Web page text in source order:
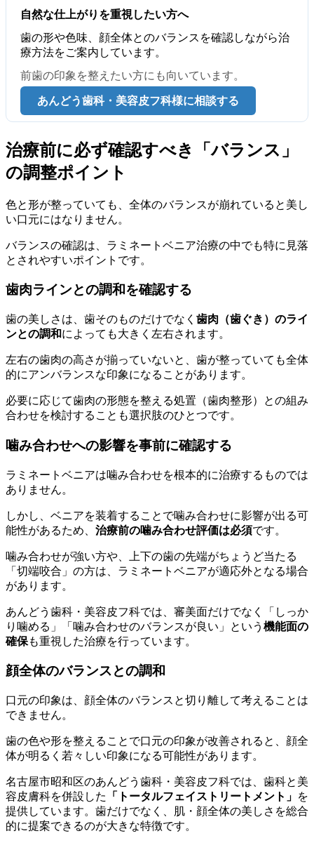
自然な仕上がりを重視したい方へ
歯の形や色味、顔全体とのバランスを確認しながら治
療方法をご案内しています。
前歯の印象を整えたい方にも向いています。
あんどう歯科・美容皮フ科様に相談する
治療前に必ず確認すべき「バランス」
の調整ポイント
色と形が整っていても、全体のバランスが崩れていると美し
い口元にはなりません。
バランスの確認は、ラミネートベニア治療の中でも特に見落
とされやすいポイントです。
歯肉ラインとの調和を確認する
歯の美しさは、歯そのものだけでなく 歯肉（歯ぐき）のライ
ンとの調和によっても大きく左右されます。
左右の歯肉の高さが揃っていないと、歯が整っていても全体
的にアンバランスな印象になることがあります。
必要に応じて歯肉の形態を整える処置（歯肉整形）との組み
合わせを検討することも選択肢のひとつです。
噛み合わせへの影響を事前に確認する
ラミネートベニアは噛み合わせを根本的に治療するものでは
ありません。
しかし、ベニアを装着することで噛み合わせに影響が出る可
能性があるため、 治療前の噛み合わせ評価は必須です。
噛み合わせが強い方や、上下の歯の先端がちょうど当たる
「切端咬合」の方は、ラミネートベニアが適応外となる場合
があります。
あんどう歯科・美容皮フ科では、審美面だけでなく「しっか
り噛める」「噛み合わせのバランスが良い」という 機能面の
確保も重視した治療を行っています。
顔全体のバランスとの調和
口元の印象は、顔全体のバランスと切り離して考えることは
できません。
歯の色や形を整えることで口元の印象が改善されると、顔全
体が明るく若々しい印象になる可能性があります。
名古屋市昭和区のあんどう歯科・美容皮フ科では、歯科と美
容皮膚科を併設した
「トータルフェイストリートメント」 を
提供しています。歯だけでなく、肌・顔全体の美しさを総合
的に提案できるのが大きな特徴です。